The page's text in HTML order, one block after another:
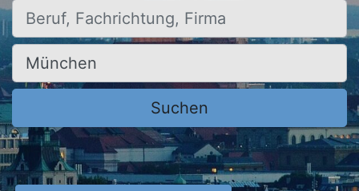
Beruf, Fachrichtung, Firma
Ort, Stadt
Suchen